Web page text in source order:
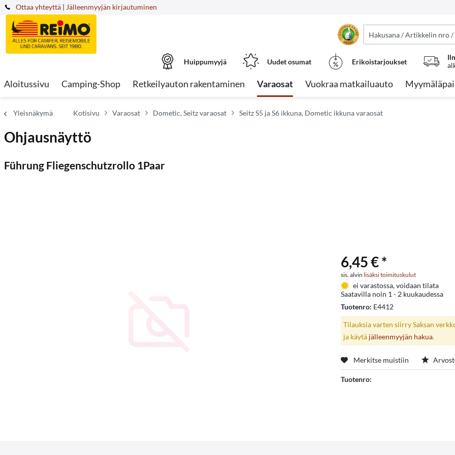
Ottaa yhteyttä | Jälleenmyyjän kirjautuminen
Huippumyyjä Uudet osumat Erikoistarjoukset
Aloitussivu Camping-Shop Retkeilyauton rakentaminen Varaosat Vuokraa matkailuauto
Yleisnäkymä Kotisivu Varaosat Dometic, Seitz varaosat Seitz S5 ja S6 ikkuna, Dometic ikkuna varaosat
Ohjausnäyttö
Führung Fliegenschutzrollo 1Paar
6,45 € *
sis. alvin lisäksi toimituskulut
ei varastossa, voidaan tilata
Saatavilla noin 1 - 2 kuukaudessa
Tuotenro: E4412
Tilauksia varten siirry Saksan
ja käytä jälleenmyyjän hakua.
Merkitse muistiin
Tuotenro: